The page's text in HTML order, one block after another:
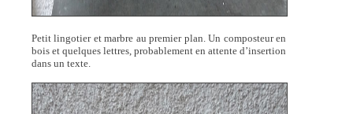
Petit lingotier et marbre au premier plan. Un composteur en
bois et quelques lettres, probablement en attente d’insertion
dans un texte.